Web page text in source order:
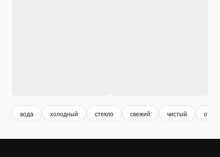
вода холодный стекло свежий чистый